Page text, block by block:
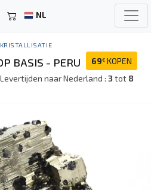
NL
KRISTALLISATIE
69€ KOPEN
BASIS - PERU
Levertijden naar Nederland : 3tot 8